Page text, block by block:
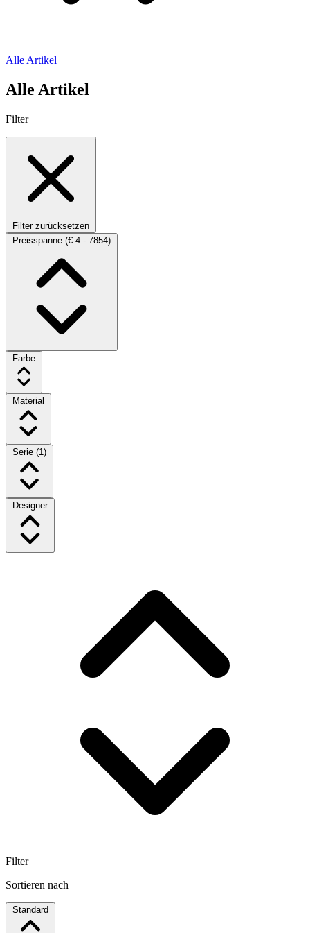
Alle Artikel
Alle Artikel
Filter
Filter zurücksetzen
Preisspanne (€ 4 - 7854)
Farbe
Material
Serie (1)
Designer
Filter
Sortieren nach
Standard